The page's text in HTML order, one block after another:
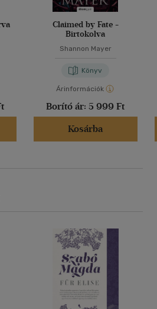
Claimed by Fate -
Birtokolva
Shannon Mayer
Könyv
Árinformációk
Borító ár: 5 999 Ft
Kosárba